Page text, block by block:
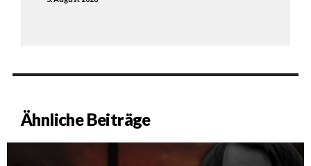
Ähnliche Beiträge